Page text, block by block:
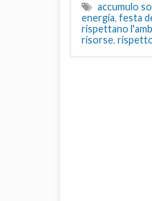
accumulo
energia, festa
rispettano
risorse,